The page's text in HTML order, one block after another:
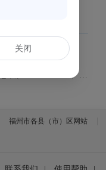
(2026.3.18-3.24）.pdf
福州市各县（市）区网站
关闭